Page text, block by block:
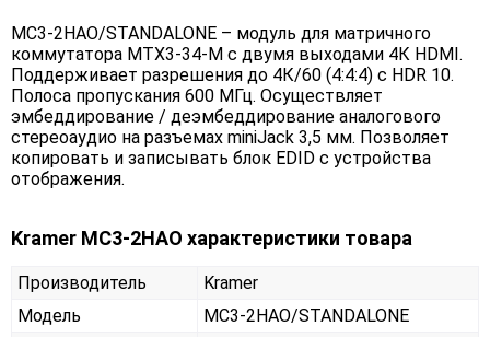
MC3-2HAO/STANDALONE – модуль для матричного
коммутатора MTX3-34-M c двумя выходами 4К HDMI.
Поддерживает разрешения до 4К/60 (4:4:4) с HDR 10.
Полоса пропускания 600 МГц. Осуществляет
эмбеддирование / деэмбеддирование аналогового
стереоаудио на разъемах miniJack 3,5 мм. Позволяет
копировать и записывать блок EDID с устройства
отображения.
Kramer MC3-2HAO характеристики товара
Производитель
Kramer
Модель
MC3-2HAO/STANDALONE